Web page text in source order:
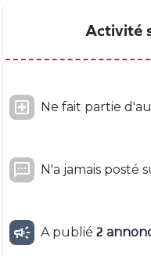
Activité
 Ne fait partie
 N'a jamais posté
 A publié2